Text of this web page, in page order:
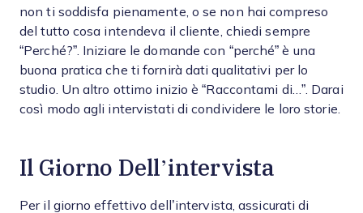
non ti soddisfa pienamente, o se non hai compreso
del tutto cosa intendeva il cliente, chiedi sempre
“Perché?”. Iniziare le domande con “perché” è una
buona pratica che ti fornirà dati qualitativi per lo
studio. Un altro ottimo inizio è “Raccontami di…”. Darai
così modo agli intervistati di condividere le loro storie.
Il Giorno Dell’intervista
Per il giorno effettivo dell’intervista, assicurati di